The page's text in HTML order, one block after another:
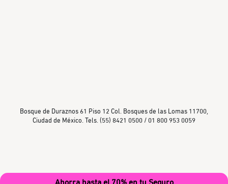
Bosque de Duraznos 61 Piso 12 Col. Bosques de las Lomas 11700,
Ciudad de México. Tels. (55) 8421 0500 / 01 800 953 0059